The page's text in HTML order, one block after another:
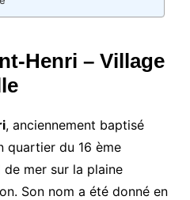
Henri – Village
, anciennement baptisé
quartier du 16 ème
mer sur la plaine
Son nom a été donné en